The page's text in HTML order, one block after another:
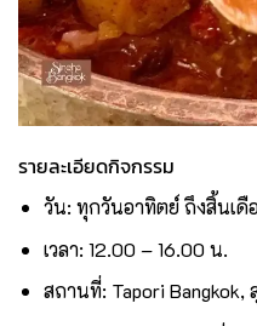
รายละเอียดกิจกรรม
วัน: ทุกวันอาทิตย์ ถึงสิ้นเ
เวลา: 12.00 – 16.00 น.
สถานที่: Tapori Bangkok,